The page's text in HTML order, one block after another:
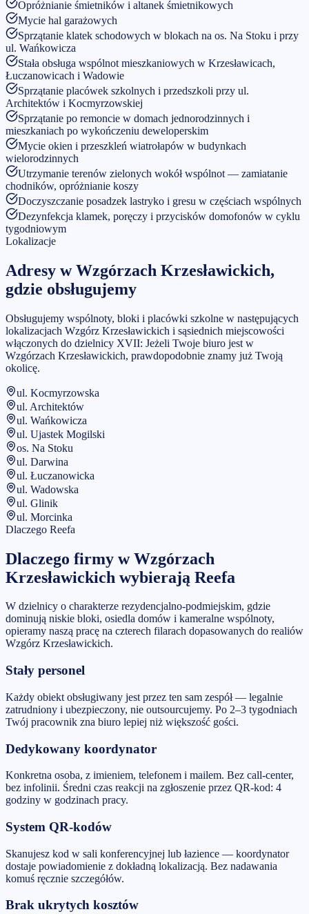
Opróżnianie śmietników i altanek śmietnikowych
Mycie hal garażowych
Sprzątanie klatek schodowych w blokach na os. Na Stoku i przy
ul. Wańkowicza
Stała obsługa wspólnot mieszkaniowych w Krzesławicach,
Łuczanowicach i Wadowie
Sprzątanie placówek szkolnych i przedszkoli przy ul.
Architektów i Kocmyrzowskiej
Sprzątanie po remoncie w domach jednorodzinnych i
mieszkaniach po wykończeniu deweloperskim
Mycie okien i przeszkleń wiatrołapów w budynkach
wielorodzinnych
Utrzymanie terenów zielonych wokół wspólnot — zamiatanie
chodników, opróżnianie koszy
Doczyszczanie posadzek lastryko i gresu w częściach wspólnych
Dezynfekcja klamek, poręczy i przycisków domofonów w cyklu
tygodniowym
Lokalizacje
Adresy wWzgórzach Krzesławickich,
gdzie obsługujemy
Obsługujemy wspólnoty, bloki i placówki szkolne w następujących
lokalizacjach Wzgórz Krzesławickich i sąsiednich miejscowości
włączonych do dzielnicy XVII: Jeżeli Twoje biuro jest w
Wzgórzach Krzesławickich, prawdopodobnie znamy już Twoją
okolicę.
ul. Kocmyrzowska
ul. Architektów
ul. Wańkowicza
ul. Ujastek Mogilski
os. Na Stoku
ul. Darwina
ul. Łuczanowicka
ul. Wadowska
ul. Glinik
ul. Morcinka
Dlaczego Reefa
Dlaczego firmy wWzgórzach
Krzesławickich wybierają Reefa
W dzielnicy o charakterze rezydencjalno-podmiejskim, gdzie
dominują niskie bloki, osiedla domów i kameralne wspólnoty,
opieramy naszą pracę na czterech filarach dopasowanych do realiów
Wzgórz Krzesławickich.
Stały personel
Każdy obiekt obsługiwany jest przez ten sam zespół — legalnie
zatrudniony i ubezpieczony, nie outsourcujemy. Po 2–3 tygodniach
Twój pracownik zna biuro lepiej niż większość gości.
Dedykowany koordynator
Konkretna osoba, z imieniem, telefonem i mailem. Bez call-center,
bez infolinii. Średni czas reakcji na zgłoszenie przez QR-kod: 4
godziny w godzinach pracy.
System QR-kodów
Skanujesz kod w sali konferencyjnej lub łazience — koordynator
dostaje powiadomienie z dokładną lokalizacją. Bez nadawania
komuś ręcznie szczegółów.
Brak ukrytych kosztów